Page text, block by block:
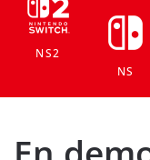
NS2
NS